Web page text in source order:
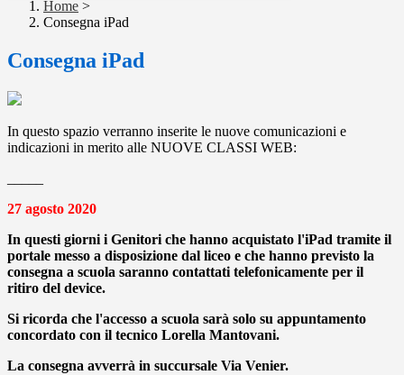
Home >
Consegna iPad
Consegna iPad
In questo spazio verranno inserite le nuove comunicazioni e
indicazioni in merito alle NUOVE CLASSI WEB:
27 agosto 2020
In questi giorni i Genitori che hanno acquistato l'iPad tramite il
portale messo a disposizione dal liceo e che hanno previsto la
consegna a scuola saranno contattati telefonicamente per il
ritiro del device.
Si ricorda che l'accesso a scuola sarà solo su appuntamento
concordato con il tecnico Lorella Mantovani.
La consegna avverrà in succursale Via Venier.